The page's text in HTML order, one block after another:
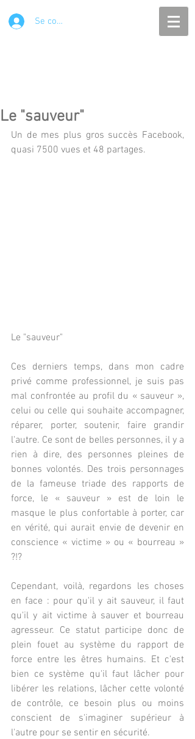
Se connecter
Le "sauveur"
Un de mes plus gros succès Facebook,
quasi 7500 vues et 48 partages.
Le "sauveur"
Ces derniers temps, dans mon cadre
privé comme professionnel, je suis pas
mal confrontée au profil du « sauveur »,
celui ou celle qui souhaite accompagner,
réparer, porter, soutenir, faire grandir
l'autre. Ce sont de belles personnes, il y a
rien à dire, des personnes pleines de
bonnes volontés. Des trois personnages
de la fameuse triade des rapports de
force, le « sauveur » est de loin le
masque le plus confortable à porter, car
en vérité, qui aurait envie de devenir en
conscience « victime » ou « bourreau »
?!?
Cependant, voilà, regardons les choses
en face : pour qu'il y ait sauveur, il faut
qu'il y ait victime à sauver et bourreau
agresseur. Ce statut participe donc de
plein fouet au système du rapport de
force entre les êtres humains. Et c'est
bien ce système qu'il faut lâcher pour
libérer les relations, lâcher cette volonté
de contrôle, ce besoin plus ou moins
conscient de s'imaginer supérieur à
l'autre pour se sentir en sécurité.